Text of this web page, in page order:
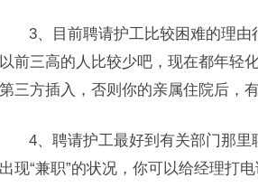
3、目前聘请护工比较困难的理由
前三高的人比较少吧，现在都年轻
三方插入，否则你的亲属住院后，
4、聘请护工最好到有关部门那里
现“兼职”的状况，你可以给经理打